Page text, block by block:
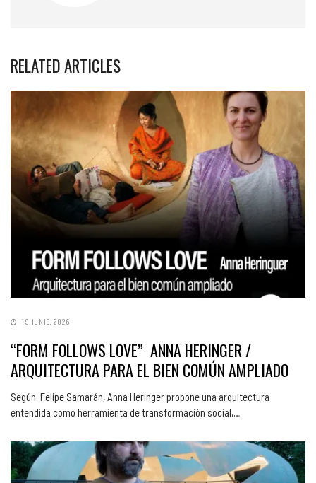
RELATED ARTICLES
19 JUNIO, 2026
“FORM FOLLOWS LOVE” ANNA HERINGER /
ARQUITECTURA PARA EL BIEN COMÚN AMPLIADO
Según Felipe Samarán, Anna Heringer propone una arquitectura
entendida como herramienta de transformación social,…